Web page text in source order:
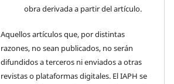
obra derivada a partir del artículo.
Aquellos artículos que, por distintas
razones, no sean publicados, no serán
difundidos a terceros ni enviados a otras
revistas o plataformas digitales. El IAPH se